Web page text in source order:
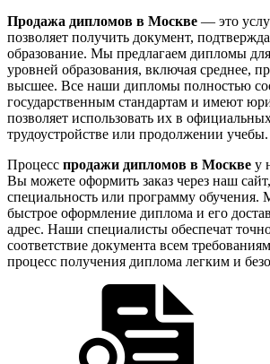
Продажа дипломов в Москве — это
позволяет получить документ,
образование. Мы предлагаем дипломы
уровней образования, включая среднее,
высшее. Все наши дипломы полностью
государственным стандартам и имеют
позволяет использовать их в
трудоустройстве или продолжении учебы.
Процесс продажи дипломов в Москве у
Вы можете оформить заказ через наш
специальность или программу обучения.
быстрое оформление диплома и его
адрес. Наши специалисты обеспечат
соответствие документа всем
процесс получения диплома легким и